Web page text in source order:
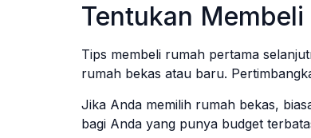
Tentukan
Tips membeli rumah pertama
rumah bekas atau baru.
Jika Anda memilih rumah bekas,
bagi Anda yang punya budget